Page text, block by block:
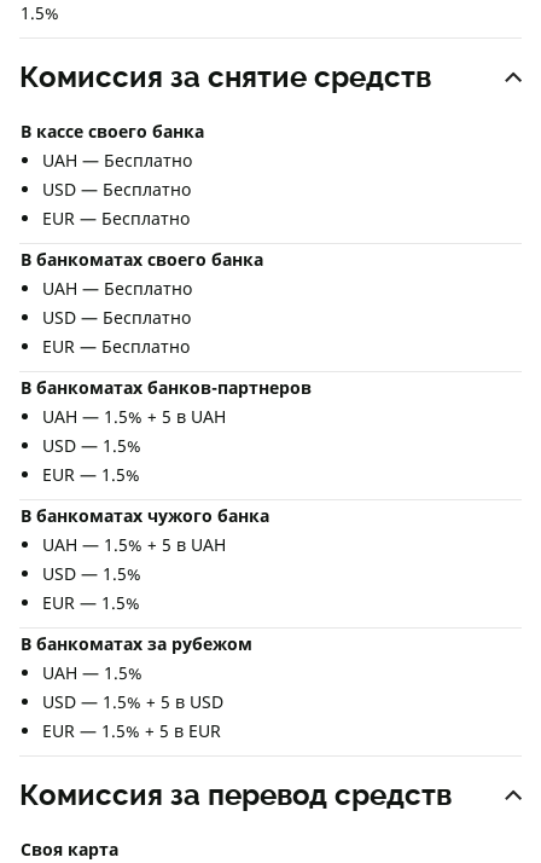
1.5%
Комиссия за снятие средств
В кассе своего банка
UAH — Бесплатно
USD — Бесплатно
EUR — Бесплатно
В банкоматах своего банка
UAH — Бесплатно
USD — Бесплатно
EUR — Бесплатно
В банкоматах банков-партнеров
UAH — 1.5% + 5 в UAH
USD — 1.5%
EUR — 1.5%
В банкоматах чужого банка
UAH — 1.5% + 5 в UAH
USD — 1.5%
EUR — 1.5%
В банкоматах за рубежом
UAH — 1.5%
USD — 1.5% + 5 в USD
EUR — 1.5% + 5 в EUR
Комиссия за перевод средств
Своя карта